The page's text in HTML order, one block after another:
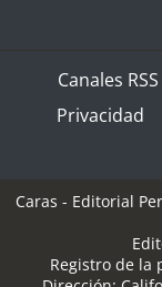
Canales RSS
Privacidad
Caras - Editorial
Registro de la